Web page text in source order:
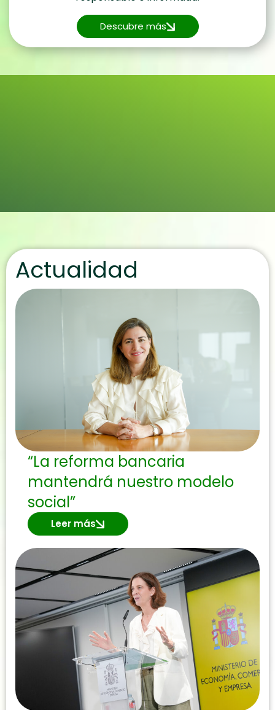
Descubre más
Actualidad
“La reforma bancaria
mantendrá nuestro modelo
social”
Leer más